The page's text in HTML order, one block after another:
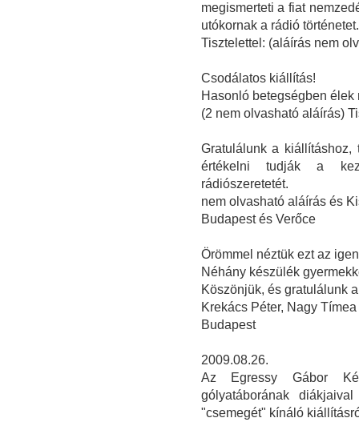
megismerteti a fiat
utókornak a rádió történetet.
Tisztelettel: (aláírás nem
Csodálatos kiállítás!
Hasonló betegségben
(2 nem olvasható aláírás)
Gratulálunk a kiállításhoz,
értékelni tudják a
rádiószeretetét.
nem olvasható aláírás és
Budapest és Verőce
Örömmel néztük ezt az
Néhány készülék
Köszönjük, és gratulálunk
Krekács Péter, Nagy Tímea
Budapest
2009.08.26.
Az Egressy Gábor
gólyatáborának
"csemegét" kínáló